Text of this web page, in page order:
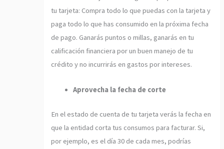
tu tarjeta: Compra todo lo que puedas con la tarjeta y
paga todo lo que has consumido en la próxima fecha
de pago. Ganarás puntos o millas, ganarás en tu
calificación financiera por un buen manejo de tu
crédito y no incurrirás en gastos por intereses.
Aprovecha la fecha de corte
En el estado de cuenta de tu tarjeta verás la fecha en
que la entidad corta tus consumos para facturar. Si,
por ejemplo, es el día 30 de cada mes, podrías